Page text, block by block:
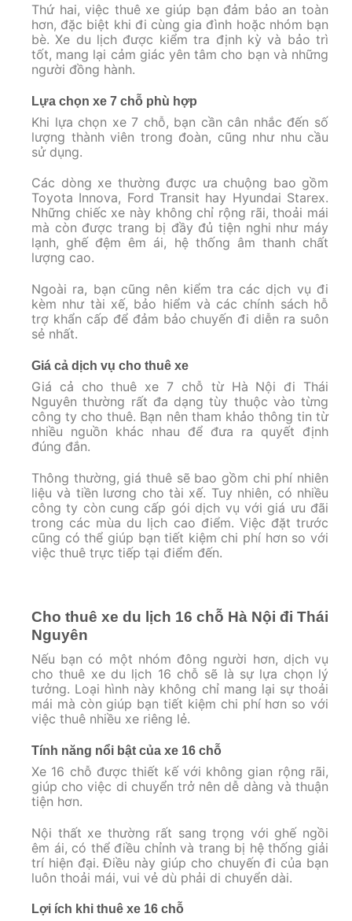
Thứ hai, việc thuê xe giúp bạn đảm bảo an toàn
hơn, đặc biệt khi đi cùng gia đình hoặc nhóm bạn
bè. Xe du lịch được kiểm tra định kỳ và bảo trì
tốt, mang lại cảm giác yên tâm cho bạn và những
người đồng hành.
Lựa chọn xe 7 chỗ phù hợp
Khi lựa chọn xe 7 chỗ, bạn cần cân nhắc đến số
lượng thành viên trong đoàn, cũng như nhu cầu
sử dụng.
Các dòng xe thường được ưa chuộng bao gồm
Toyota Innova, Ford Transit hay Hyundai Starex.
Những chiếc xe này không chỉ rộng rãi, thoải mái
mà còn được trang bị đầy đủ tiện nghi như máy
lạnh, ghế đệm êm ái, hệ thống âm thanh chất
lượng cao.
Ngoài ra, bạn cũng nên kiểm tra các dịch vụ đi
kèm như tài xế, bảo hiểm và các chính sách hỗ
trợ khẩn cấp để đảm bảo chuyến đi diễn ra suôn
sẻ nhất.
Giá cả dịch vụ cho thuê xe
Giá cả cho thuê xe 7 chỗ từ Hà Nội đi Thái
Nguyên thường rất đa dạng tùy thuộc vào từng
công ty cho thuê. Bạn nên tham khảo thông tin từ
nhiều nguồn khác nhau để đưa ra quyết định
đúng đắn.
Thông thường, giá thuê sẽ bao gồm chi phí nhiên
liệu và tiền lương cho tài xế. Tuy nhiên, có nhiều
công ty còn cung cấp gói dịch vụ với giá ưu đãi
trong các mùa du lịch cao điểm. Việc đặt trước
cũng có thể giúp bạn tiết kiệm chi phí hơn so với
việc thuê trực tiếp tại điểm đến.
Cho thuê xe du lịch 16 chỗ Hà Nội đi Thái
Nguyên
Nếu bạn có một nhóm đông người hơn, dịch vụ
cho thuê xe du lịch 16 chỗ sẽ là sự lựa chọn lý
tưởng. Loại hình này không chỉ mang lại sự thoải
mái mà còn giúp bạn tiết kiệm chi phí hơn so với
việc thuê nhiều xe riêng lẻ.
Tính năng nổi bật của xe 16 chỗ
Xe 16 chỗ được thiết kế với không gian rộng rãi,
giúp cho việc di chuyển trở nên dễ dàng và thuận
tiện hơn.
Nội thất xe thường rất sang trọng với ghế ngồi
êm ái, có thể điều chỉnh và trang bị hệ thống giải
trí hiện đại. Điều này giúp cho chuyến đi của bạn
luôn thoải mái, vui vẻ dù phải di chuyển dài.
Lợi ích khi thuê xe 16 chỗ